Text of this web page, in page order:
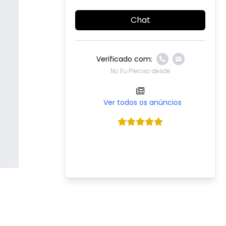
Chat
Verificado com:
No Eu Preciso desde
Ver todos os anúncios